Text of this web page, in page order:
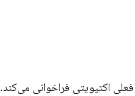
اکتیویتی فراخوانی می‌کند.